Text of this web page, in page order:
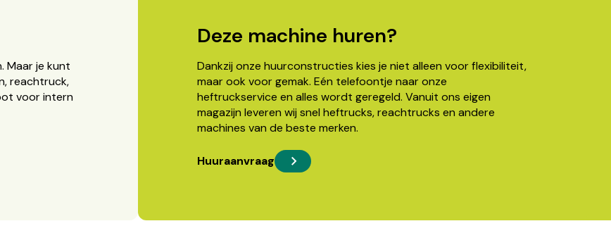
Maar je kunt
reachtruck,
voor intern
Deze machine huren?
Dankzij onze huurconstructies kies je niet alleen voor flexibiliteit,
maar ook voor gemak. Eén telefoontje naar onze
heftruckservice en alles wordt geregeld. Vanuit ons eigen
magazijn leveren wij snel heftrucks, reachtrucks en andere
machines van de beste merken.
Huuraanvraag